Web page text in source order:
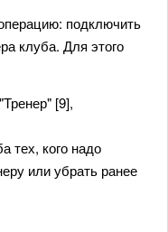
подключить
клуба. Для этого
[9],
тех, кого надо
или убрать ранее